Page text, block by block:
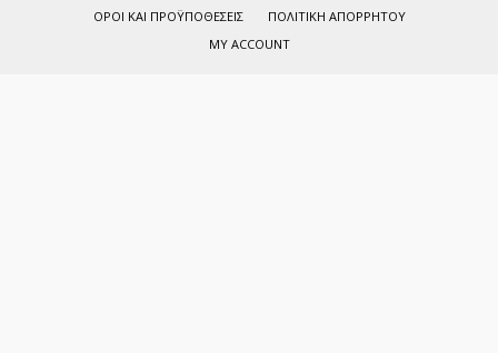
ΌΡΟΙ ΚΑΙ ΠΡΟΫΠΟΘΈΣΕΙΣ
ΠΟΛΙΤΙΚΉ ΑΠΟΡΡΉΤΟΥ
MY ACCOUNT